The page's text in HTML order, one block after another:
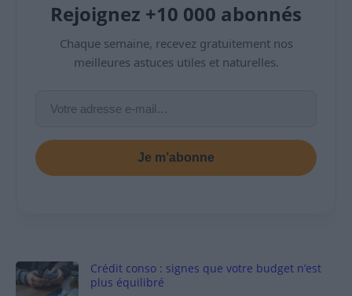
Rejoignez +10 000 abonnés
Chaque semaine, recevez gratuitement nos
meilleures astuces utiles et naturelles.
Je m’abonne
Crédit conso : signes que votre budget n’est
plus équilibré